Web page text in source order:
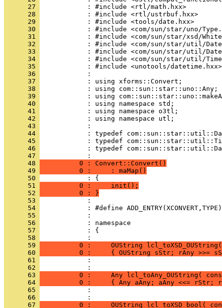
      27
      28
      29
      30
      31
      32
      33
      34
      35
      36
      37
      38
      39
      40
      41
      42
      43
      44
      45
      46
: typedef
      47
      48
          0 : Convert::Convert()
      49
          0 :     : maMap()
      50
      51
          0 :     init();
      52
          0 : }
      53
      54
      55
      56
      57
            : {
      58
      59
0 :     OUString
      60
0 :     { OUString sStr; rAny >>=
      61
            :
      62
      63
0 :     Any lcl_toAny_OUString(
      64
0 :     { Any aAny; aAny <<= rStr;
      65
            :
      66
      67
0 :     OUString lcl_toXSD_bool(